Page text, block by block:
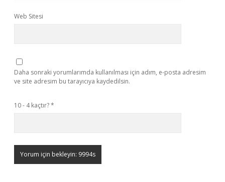
Web Sitesi
Daha sonraki yorumlarımda kullanılması için adım, e-posta adresim
ve site adresim bu tarayıcıya kaydedilsin.
10 - 4 kaçtır?*